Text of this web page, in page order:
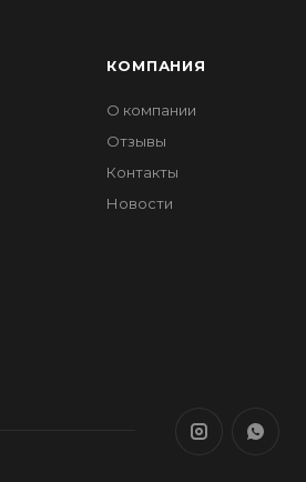
КОМПАНИЯ
О компании
Отзывы
Контакты
Новости